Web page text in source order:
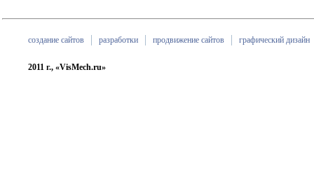
создание сайтов разработки продвижение сайтов графический дизайн
2011 г., «VisMech.ru»